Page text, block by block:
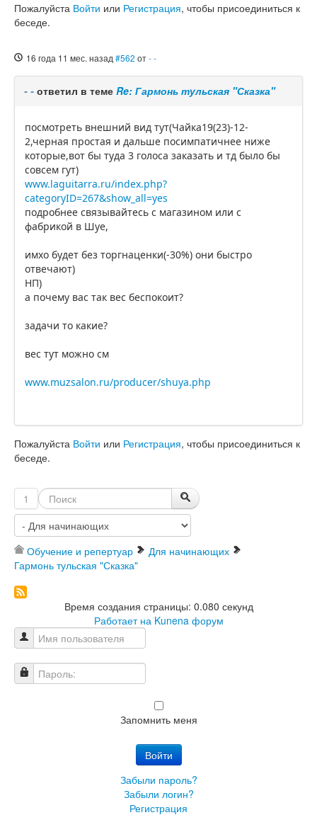
Пожалуйста Войти или Регистрация, чтобы присоединиться к
беседе.
16 года 11 мес. назад #562 от- -
- - ответил в теме Re: Гармонь тульская "Сказка"
посмотреть внешний вид тут(Чайка19(23)-12-
2,черная простая и дальше посимпатичнее ниже
которые,вот бы туда 3 голоса заказать и тд было бы
совсем гут)
www.laguitarra.ru/index.php?
categoryID=267&show_all=yes
подробнее связывайтесь с магазином или с
фабрикой в Шуе,
имхо будет без торгнаценки(-30%) они быстро
отвечают)
НП)
а почему вас так вес беспокоит?
задачи то какие?
вес тут можно см
www.muzsalon.ru/producer/shuya.php
Пожалуйста Войти или Регистрация, чтобы присоединиться к
беседе.
1
Обучение и репертуар
Для начинающих
Гармонь тульская "Сказка"
Время создания страницы: 0.080 секунд
Работает на Kunena форум
Имя пользователя
Пароль:
Запомнить меня
Войти
Забыли пароль?
Забыли логин?
Регистрация